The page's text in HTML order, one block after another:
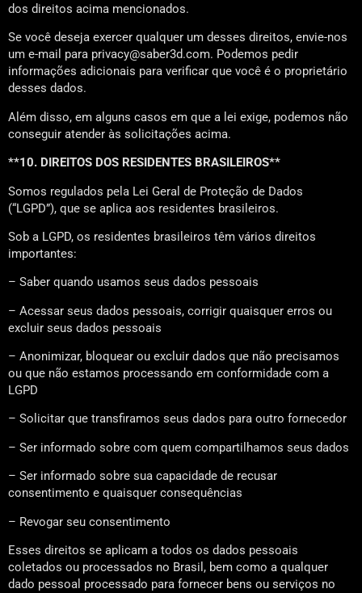
dos direitos acima mencionados.
Se você deseja exercer qualquer um desses direitos, envie-nos
um e-mail para privacy@saber3d.com. Podemos pedir
informações adicionais para verificar que você é o proprietário
desses dados.
Além disso, em alguns casos em que a lei exige, podemos não
conseguir atender às solicitações acima.
**10. DIREITOS DOS RESIDENTES BRASILEIROS**
Somos regulados pela Lei Geral de Proteção de Dados
(“LGPD”), que se aplica aos residentes brasileiros.
Sob a LGPD, os residentes brasileiros têm vários direitos
importantes:
– Saber quando usamos seus dados pessoais
– Acessar seus dados pessoais, corrigir quaisquer erros ou
excluir seus dados pessoais
– Anonimizar, bloquear ou excluir dados que não precisamos
ou que não estamos processando em conformidade com a
LGPD
– Solicitar que transfiramos seus dados para outro fornecedor
– Ser informado sobre com quem compartilhamos seus dados
– Ser informado sobre sua capacidade de recusar
consentimento e quaisquer consequências
– Revogar seu consentimento
Esses direitos se aplicam a todos os dados pessoais
coletados ou processados no Brasil, bem como a qualquer
dado pessoal processado para fornecer bens ou serviços no